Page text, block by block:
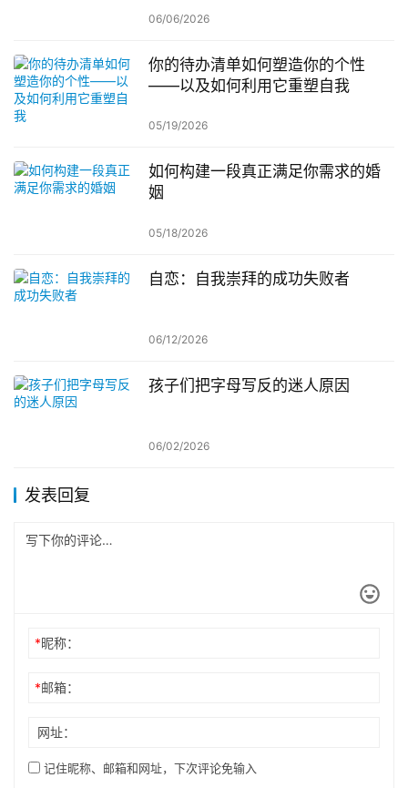
06/06/2026
你的待办清单如何塑造你的个性
——以及如何利用它重塑自我
05/19/2026
如何构建一段真正满足你需求的婚
姻
05/18/2026
自恋：自我崇拜的成功失败者
06/12/2026
孩子们把字母写反的迷人原因
06/02/2026
发表回复
*昵称：
*邮箱：
网址：
记住昵称、邮箱和网址，下次评论免输入